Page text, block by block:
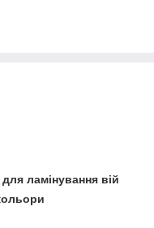
для ламінування вій